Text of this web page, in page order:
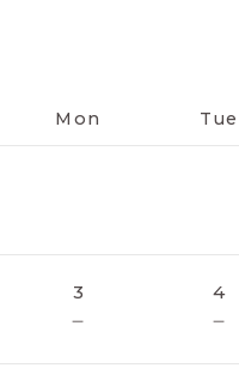
Mon Tue
3
－
4
－